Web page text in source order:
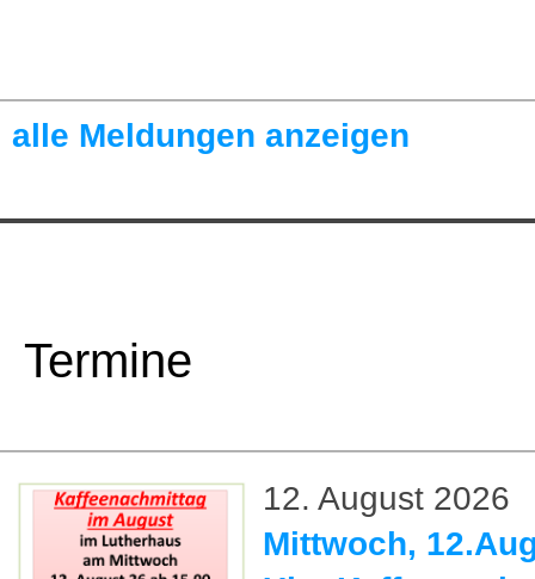
alle Meldungen anzeigen
Termine
12. August 2026
Mittwoch,